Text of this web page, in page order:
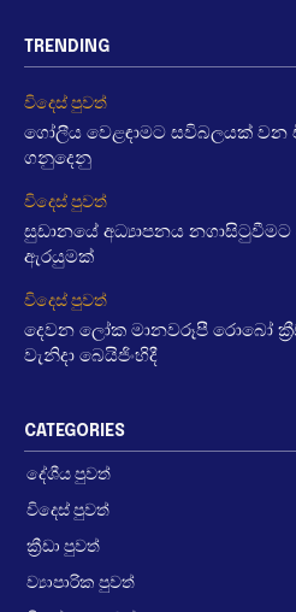
TRENDING
විදෙස් පුවත්
ගෝලීය වෙළඳාමට සවිබලයක් වන
ගනුදෙනු
විදෙස් පුවත්
සුඩානයේ අධ්‍යාපනය
ඇරයුමක්
විදෙස් පුවත්
දෙවන ලෝක මානවරූපී රොබෝ
වැනිදා බෙයිජිංහිදී
CATEGORIES
දේශීය පුවත්
විදෙස් පුවත්
ක්‍රීඩා පුවත්
ව්‍යාපාරික පුවත්